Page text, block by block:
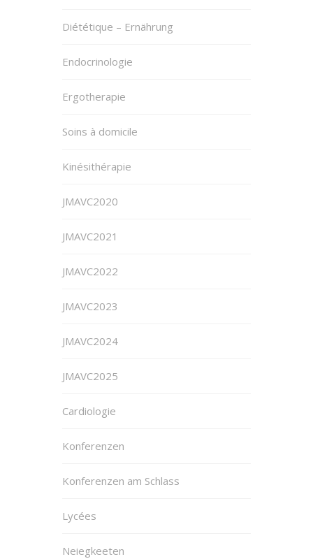
Diététique – Ernährung
Endocrinologie
Ergotherapie
Soins à domicile
Kinésithérapie
JMAVC2020
JMAVC2021
JMAVC2022
JMAVC2023
JMAVC2024
JMAVC2025
Cardiologie
Konferenzen
Konferenzen am Schlass
Lycées
Neiegkeeten